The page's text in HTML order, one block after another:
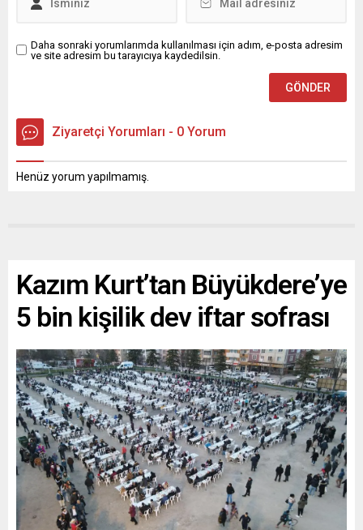
Daha sonraki yorumlarımda kullanılması için adım, e-posta adresim
ve site adresim bu tarayıcıya kaydedilsin.
Ziyaretçi Yorumları - 0 Yorum
Henüz yorum yapılmamış.
Kazım Kurt’tan Büyükdere’ye
5 bin kişilik dev iftar sofrası